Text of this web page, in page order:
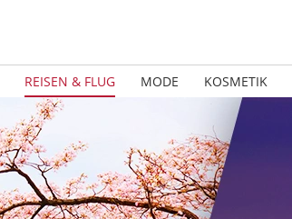
REISEN & FLUG MODE KOSMETIK